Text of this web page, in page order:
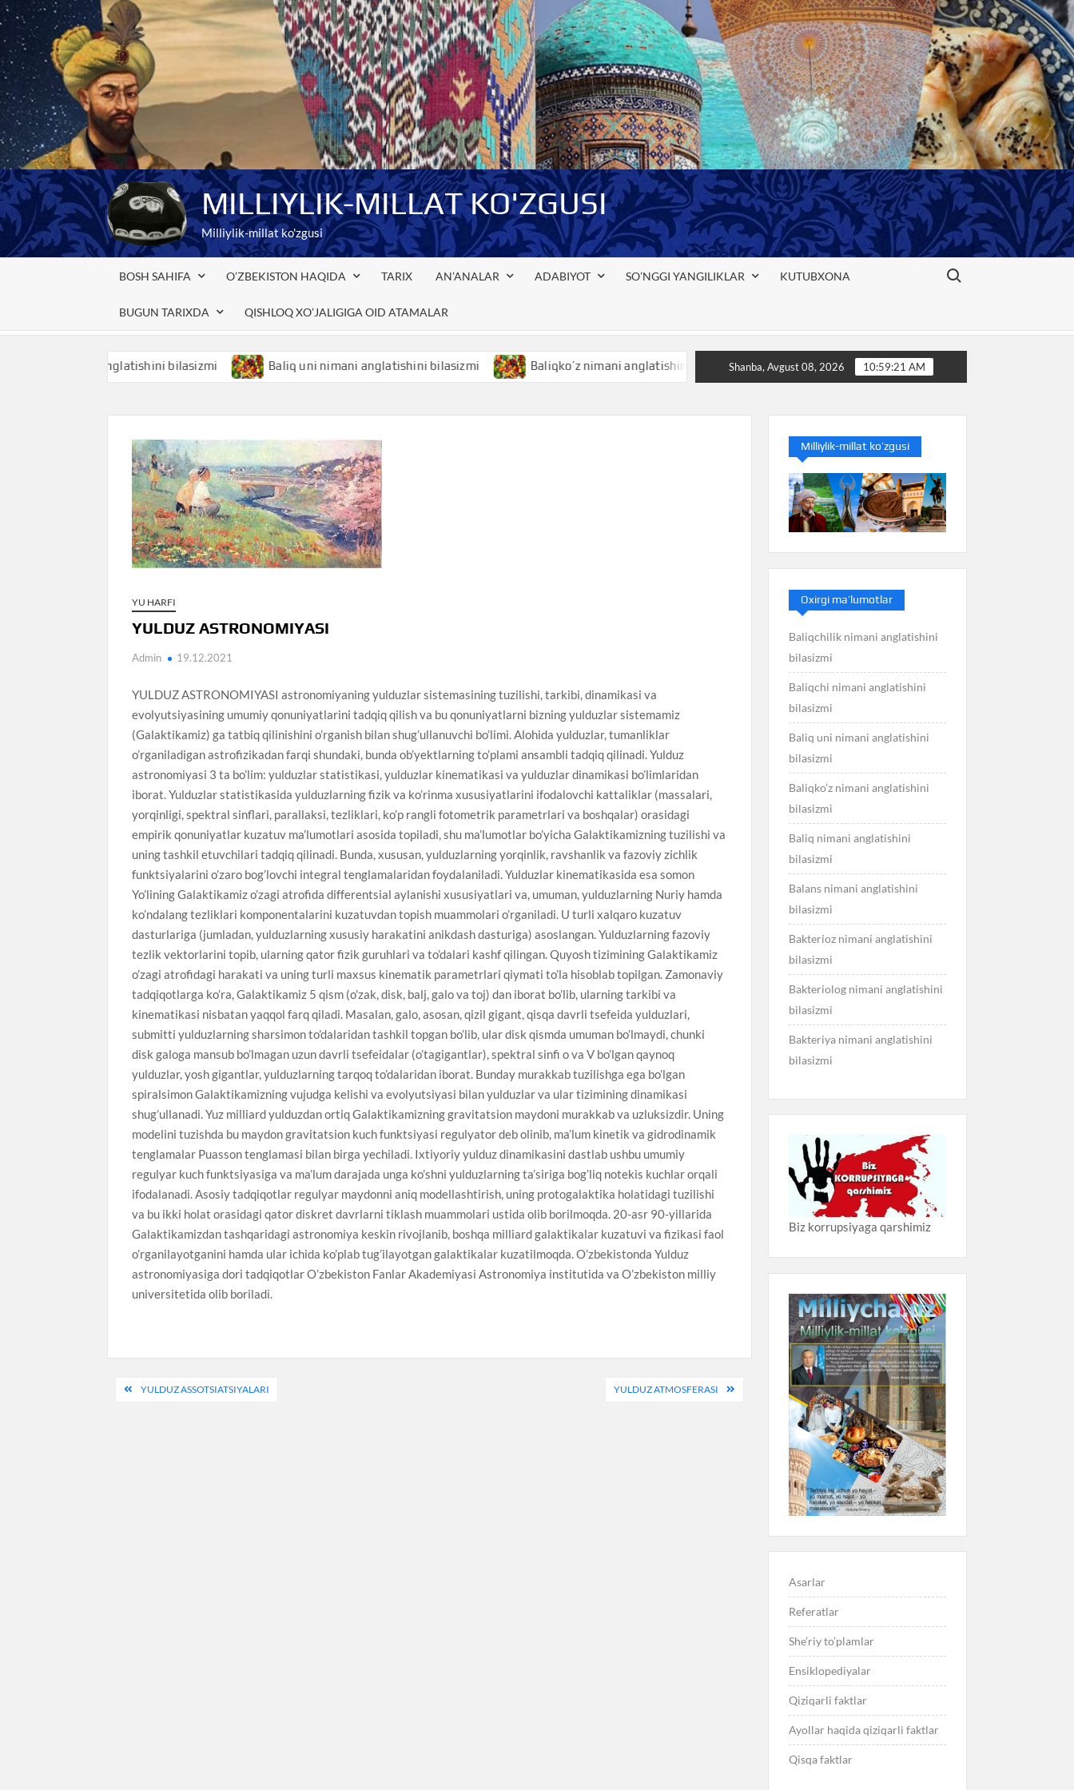
Skip
to
content
MILLIYLIK-MILLAT KO'ZGUSI
Milliylik-millat ko'zgusi
BOSH SAHIFA O’ZBEKISTON HAQIDA TARIX AN’ANALAR ADABIYOT SO’NGGI YANGILIKLAR KUTUBXONA
BUGUN TARIXDA QISHLOQ XO’JALIGIGA OID ATAMALAR
Search for:
nimani anglatishini bilasizmi Baliq uni nimani anglatishini bilasizmi Baliqko’z nimani anglatishini bilasizmi Baliq nimani anglatishini bilasizmi
Shanba, Avgust 08, 2026 10:59:22 AM
YU HARFI
YULDUZ ASTRONOMIYASI
Admin 19.12.2021
YULDUZ ASTRONOMIYASI astronomiyaning yulduzlar sistemasining tuzilishi, tarkibi, dinamikasi va
evolyutsiyasining umumiy qonuniyatlarini tadqiq qilish va bu qonuniyatlarni bizning yulduzlar sistemamiz
(Galaktikamiz) ga tatbiq qilinishini o’rganish bilan shug’ullanuvchi bo’limi. Alohida yulduzlar, tumanliklar
o’rganiladigan astrofizikadan farqi shundaki, bunda ob’yektlarning to’plami ansambli tadqiq qilinadi. Yulduz
astronomiyasi 3 ta bo’lim: yulduzlar statistikasi, yulduzlar kinematikasi va yulduzlar dinamikasi bo’limlaridan
iborat. Yulduzlar statistikasida yulduzlarning fizik va ko’rinma xususiyatlarini ifodalovchi kattaliklar (massalari,
yorqinligi, spektral sinflari, parallaksi, tezliklari, ko’p rangli fotometrik parametrlari va boshqalar) orasidagi
empirik qonuniyatlar kuzatuv ma’lumotlari asosida topiladi, shu ma’lumotlar bo’yicha Galaktikamizning tuzilishi va
uning tashkil etuvchilari tadqiq qilinadi. Bunda, xususan, yulduzlarning yorqinlik, ravshanlik va fazoviy zichlik
funktsiyalarini o’zaro bog’lovchi integral tenglamalaridan foydalaniladi. Yulduzlar kinematikasida esa somon
Yo’lining Galaktikamiz o’zagi atrofida differentsial aylanishi xususiyatlari va, umuman, yulduzlarning Nuriy hamda
ko’ndalang tezliklari komponentalarini kuzatuvdan topish muammolari o’rganiladi. U turli xalqaro kuzatuv
dasturlariga (jumladan, yulduzlarning xususiy harakatini anikdash dasturiga) asoslangan. Yulduzlarning fazoviy
tezlik vektorlarini topib, ularning qator fizik guruhlari va to’dalari kashf qilingan. Quyosh tizimining Galaktikamiz
o’zagi atrofidagi harakati va uning turli maxsus kinematik parametrlari qiymati to’la hisoblab topilgan. Zamonaviy
tadqiqotlarga ko’ra, Galaktikamiz 5 qism (o’zak, disk, balj, galo va toj) dan iborat bo’lib, ularning tarkibi va
kinematikasi nisbatan yaqqol farq qiladi. Masalan, galo, asosan, qizil gigant, qisqa davrli tsefeida yulduzlari,
submitti yulduzlarning sharsimon to’dalaridan tashkil topgan bo’lib, ular disk qismda umuman bo’lmaydi, chunki
disk galoga mansub bo’lmagan uzun davrli tsefeidalar (o’tagigantlar), spektral sinfi o va V bo’lgan qaynoq
yulduzlar, yosh gigantlar, yulduzlarning tarqoq to’dalaridan iborat. Bunday murakkab tuzilishga ega bo’lgan
spiralsimon Galaktikamizning vujudga kelishi va evolyutsiyasi bilan yulduzlar va ular tizimining dinamikasi
shug’ullanadi. Yuz milliard yulduzdan ortiq Galaktikamizning gravitatsion maydoni murakkab va uzluksizdir. Uning
modelini tuzishda bu maydon gravitatsion kuch funktsiyasi regulyator deb olinib, ma’lum kinetik va gidrodinamik
tenglamalar Puasson tenglamasi bilan birga yechiladi. Ixtiyoriy yulduz dinamikasini dastlab ushbu umumiy
regulyar kuch funktsiyasiga va ma’lum darajada unga ko’shni yulduzlarning ta’siriga bog’liq notekis kuchlar orqali
ifodalanadi. Asosiy tadqiqotlar regulyar maydonni aniq modellashtirish, uning protogalaktika holatidagi tuzilishi
va bu ikki holat orasidagi qator diskret davrlarni tiklash muammolari ustida olib borilmoqda. 20-asr 90-yillarida
Galaktikamizdan tashqaridagi astronomiya keskin rivojlanib, boshqa milliard galaktikalar kuzatuvi va fizikasi faol
o’rganilayotganini hamda ular ichida ko’plab tug’ilayotgan galaktikalar kuzatilmoqda. O’zbekistonda Yulduz
astronomiyasiga dori tadqiqotlar O’zbekiston Fanlar Akademiyasi Astronomiya institutida va O’zbekiston milliy
universitetida olib boriladi.
PostYULDUZ ASSOTSIATSIYALARI YULDUZ ATMOSFERASI
Milliylik-millat ko’zgusi
Oxirgi ma’lumotlar
Baliqchilik nimani anglatishini
bilasizmi
Baliqchi nimani anglatishini
bilasizmi
Baliq uni nimani anglatishini
bilasizmi
Baliqko’z nimani anglatishini
bilasizmi
Baliq nimani anglatishini
bilasizmi
Balans nimani anglatishini
bilasizmi
Bakterioz nimani anglatishini
bilasizmi
Bakteriolog nimani anglatishini
bilasizmi
Bakteriya nimani anglatishini
bilasizmi
Biz korrupsiyaga qarshimiz
Asarlar
Referatlar
She’riy to’plamlar
Ensiklopediyalar
Qiziqarli faktlar
Ayollar haqida qiziqarli faktlar
Qisqa faktlar